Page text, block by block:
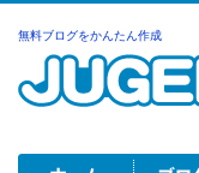
無料ブログをかんたん作成